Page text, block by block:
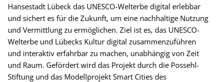
Hansestadt Lübeck das UNESCO-Welterbe digital erlebbar
und sichert es für die Zukunft, um eine nachhaltige Nutzung
und Vermittlung zu ermöglichen. Ziel ist es, das UNESCO-
Welterbe und Lübecks Kultur digital zusammenzuführen
und interaktiv erfahrbar zu machen, unabhängig von Zeit
und Raum. Gefördert wird das Projekt durch die Possehl-
Stiftung und das Modellprojekt Smart Cities des